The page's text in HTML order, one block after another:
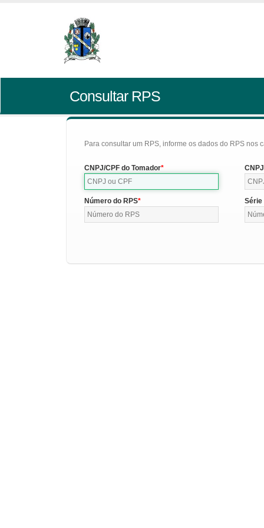
Consultar RPS
Para consultar um RPS, informe os dados do RPS nos
CNPJ/CPF do Tomador
Número do RPS Série